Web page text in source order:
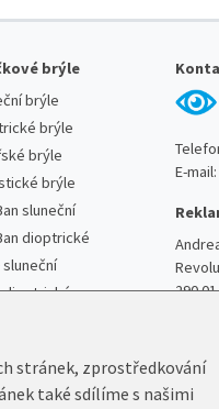
brýle
brýle
brýle
brýle
brýle
sluneční
dioptrické
sluneční
dioptrické
E-mail:
290
stránek, zprostředkování
také sdílíme s našimi